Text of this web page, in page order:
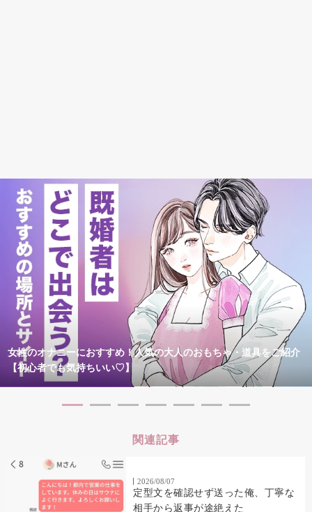
女性のオナニーにおすすめ！人気の大人のおもちゃ・道具をご紹介
【初心者でも気持ちいい♡】
関連記事
2026/08/07
定型文を確認せず送った俺、丁寧な
相手から返事が途絶えた